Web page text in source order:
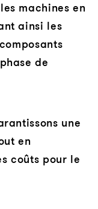
machines en
ainsi les
de
une
en
coûts pour le